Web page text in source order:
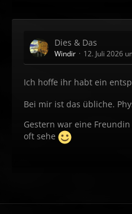
Dies & Das
Windir 12. Juli 2026
Ich hoffe ihr habt ein
Bei mir ist das übliche.
Gestern war eine
oft sehe